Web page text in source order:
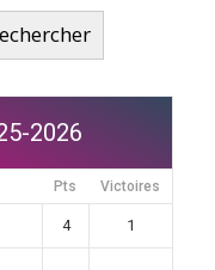
2026
Pts Victoires
4 1